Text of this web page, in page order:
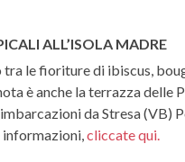
ALL’ISOLA MADRE
le fioriture di ibiscus,
è anche la terrazza delle
da Stresa (VB)
cliccate qui.